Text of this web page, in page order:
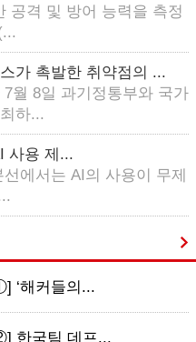
공격 및 방어 능력을 측정
가 촉발한 취약점의 ...
월 8일 과기정통부와 국가
하...
사용 제...
에서는 AI의 사용이 무제
‘해커들의...
한국팀 데프...